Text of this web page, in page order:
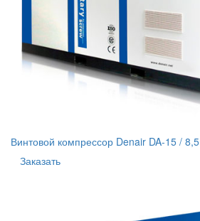
Винтовой компрессор Denair DA-15 / 8,5
Заказать